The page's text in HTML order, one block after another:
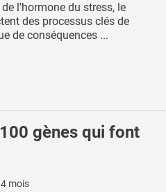
l'hormone du stress, le
des processus clés de
de conséquences ...
gènes qui font
mois